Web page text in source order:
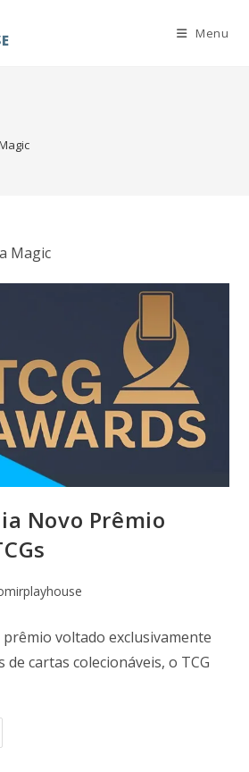
Menu
Magic
Novo Prêmio
prêmio voltado exclusivamente
cartas colecionáveis, o TCG